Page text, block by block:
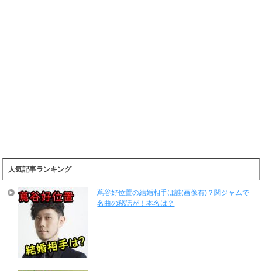
人気記事ランキング
蔦谷好位置の結婚相手は誰(画像有)？関ジャムで
名曲の秘話が！本名は？